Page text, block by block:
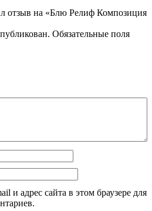
отзыв на «Блю Релиф Композиция
Обязательные поля
и адрес сайта в этом браузере для